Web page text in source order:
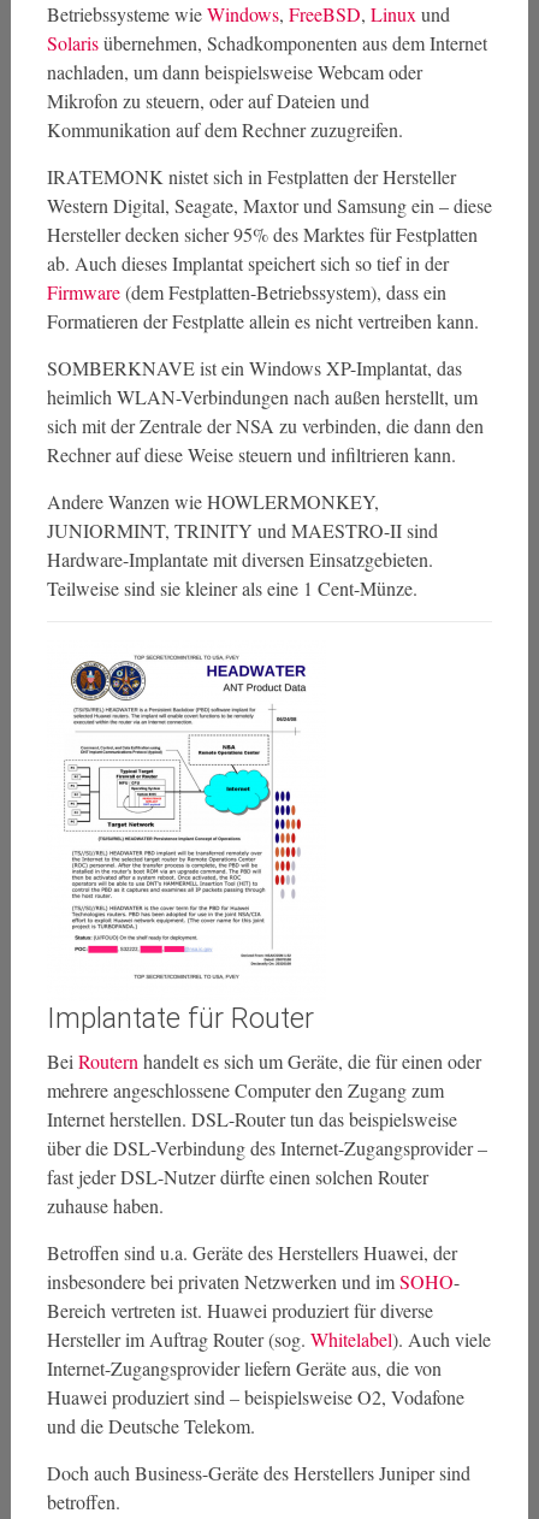
Betriebssysteme wieWindows, FreeBSD, Linux und
Solarisübernehmen, Schadkomponenten aus dem Internet
nachladen, um dann beispielsweise Webcam oder
Mikrofon zu steuern, oder auf Dateien und
Kommunikation auf dem Rechner zuzugreifen.
IRATEMONK nistet sich in Festplatten der Hersteller
Western Digital, Seagate, Maxtor und Samsung ein – diese
Hersteller decken sicher 95% des Marktes für Festplatten
ab. Auch dieses Implantat speichert sich so tief in der
Firmware(dem Festplatten-Betriebssystem), dass ein
Formatieren der Festplatte allein es nicht vertreiben kann.
SOMBERKNAVE ist ein Windows XP-Implantat, das
heimlich WLAN-Verbindungen nach außen herstellt, um
sich mit der Zentrale der NSA zu verbinden, die dann den
Rechner auf diese Weise steuern und infiltrieren kann.
Andere Wanzen wie HOWLERMONKEY,
JUNIORMINT, TRINITY und MAESTRO-II sind
Hardware-Implantate mit diversen Einsatzgebieten.
Teilweise sind sie kleiner als eine 1 Cent-Münze.
Implantate für Router
Bei Routern handelt es sich um Geräte, die für einen oder
mehrere angeschlossene Computer den Zugang zum
Internet herstellen. DSL-Router tun das beispielsweise
über die DSL-Verbindung des Internet-Zugangsprovider –
fast jeder DSL-Nutzer dürfte einen solchen Router
zuhause haben.
Betroffen sind u.a. Geräte des Herstellers Huawei, der
insbesondere bei privaten Netzwerken und imSOHO-
Bereich vertreten ist. Huawei produziert für diverse
Hersteller im Auftrag Router (sog. Whitelabel). Auch viele
Internet-Zugangsprovider liefern Geräte aus, die von
Huawei produziert sind – beispielsweise O2, Vodafone
und die Deutsche Telekom.
Doch auch Business-Geräte des Herstellers Juniper sind
betroffen.